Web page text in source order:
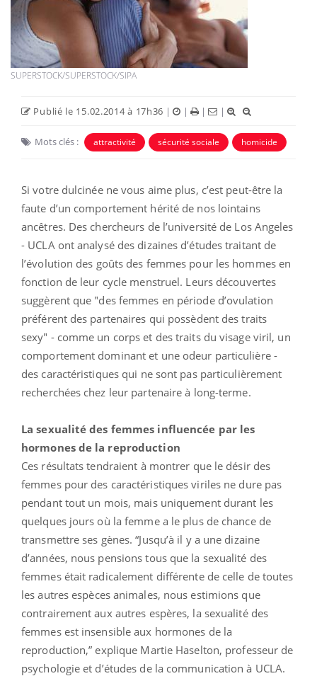
SUPERSTOCK/SUPERSTOCK/SIPA
Publié le 15.02.2014 à 17h36 | | | |
Mots clés : attractivité sécurité sociale homicide
Si votre dulcinée ne vous aime plus, c’est peut-être la
faute d’un comportement hérité de nos lointains
ancêtres. Des chercheurs de l’université de Los Angeles
- UCLA ont analysé des dizaines d’études traitant de
l’évolution des goûts des femmes pour les hommes en
fonction de leur cycle menstruel. Leurs découvertes
suggèrent que "des femmes en période d’ovulation
préférent des partenaires qui possèdent des traits
sexy" - comme un corps et des traits du visage viril, un
comportement dominant et une odeur particulière -
des caractéristiques qui ne sont pas particulièrement
recherchées chez leur partenaire à long-terme.
La sexualité des femmes influencée par les
hormones de la reproduction
Ces résultats tendraient à montrer que le désir des
femmes pour des caractéristiques viriles ne dure pas
pendant tout un mois, mais uniquement durant les
quelques jours où la femme a le plus de chance de
transmettre ses gènes. “Jusqu’à il y a une dizaine
d’années, nous pensions tous que la sexualité des
femmes était radicalement différente de celle de toutes
les autres espèces animales, nous estimions que
contrairement aux autres espères, la sexualité des
femmes est insensible aux hormones de la
reproduction,” explique Martie Haselton, professeur de
psychologie et d’études de la communication à UCLA.